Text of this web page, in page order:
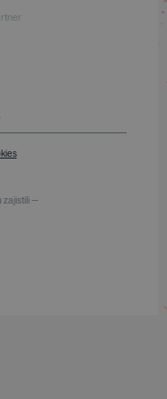
zajistili —